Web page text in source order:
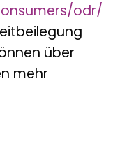
odr/
über
mehr